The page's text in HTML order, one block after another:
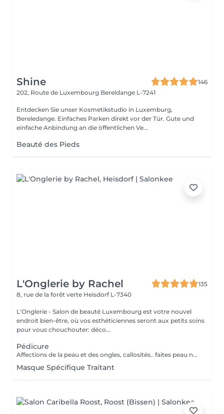
Shine
146
202, Route de Luxembourg Bereldange L-7241
Entdecken Sie unser Kosmetikstudio in Luxemburg,
Bereledange. Einfaches Parken direkt vor der Tür. Gute und
einfache Anbindung an die öffentlichen Ve...
Beauté des Pieds
L'Onglerie by Rachel
135
8, rue de la forêt verte Heisdorf L-7340
L'Onglerie - Salon de beauté Luxembourg est votre nouvel
endroit bien-être, où vos esthéticiennes seront aux petits soins
pour vous chouchouter: déco...
Pédicure
Affections de la peau et des ongles, callosités.. faites peau neuve ! Retrouvez une peau de bébé, et surtout, des pieds en bonne santé.
Masque Spécifique Traitant